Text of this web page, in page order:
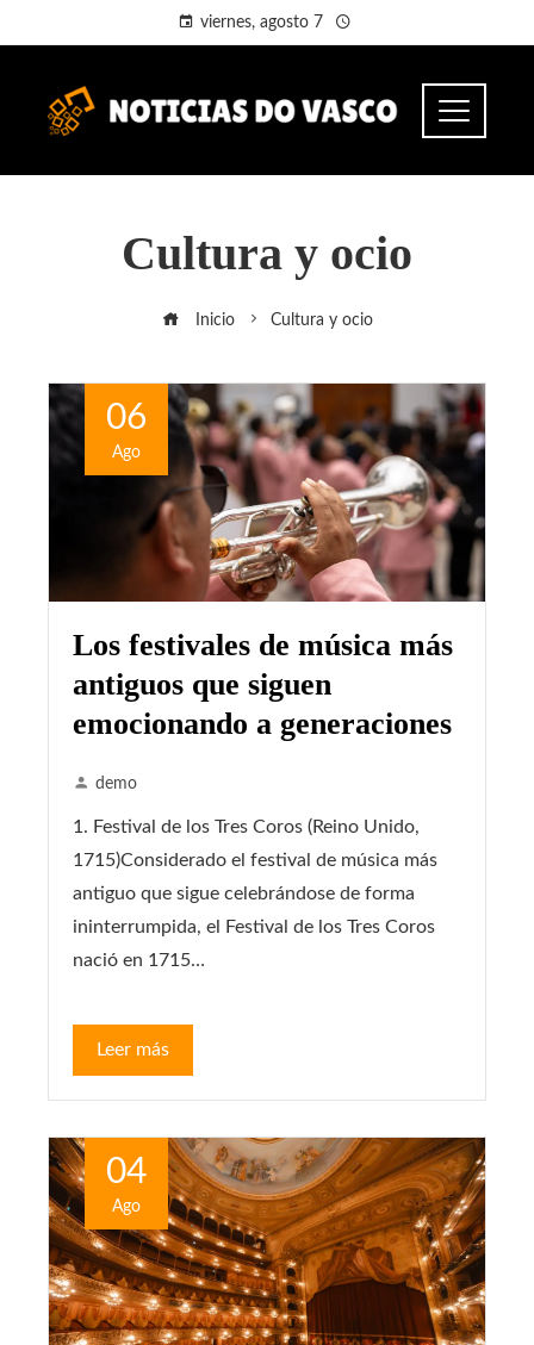
viernes, agosto 7
Cultura y ocio
Inicio Cultura y ocio
06
Ago
Los festivales de música más
antiguos que siguen
emocionando a generaciones
demo
1. Festival de los Tres Coros (Reino Unido,
1715)Considerado el festival de música más
antiguo que sigue celebrándose de forma
ininterrumpida, el Festival de los Tres Coros
nació en 1715…
Leer más
04
Ago